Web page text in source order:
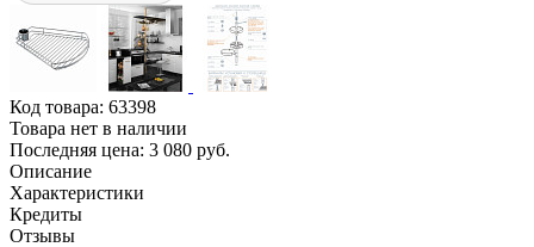
Код товара: 63398
Товара нет в наличии
Последняя цена: 3 080 руб.
Описание
Характеристики
Кредиты
Отзывы